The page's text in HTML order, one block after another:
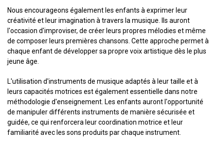
Nous encourageons également les enfants à exprimer leur
créativité et leur imagination à travers la musique. Ils auront
l'occasion d'improviser, de créer leurs propres mélodies et même
de composer leurs premières chansons. Cette approche permet à
chaque enfant de développer sa propre voix artistique dès le plus
jeune âge.
L'utilisation d'instruments de musique adaptés à leur taille et à
leurs capacités motrices est également essentielle dans notre
méthodologie d'enseignement. Les enfants auront l'opportunité
de manipuler différents instruments de manière sécurisée et
guidée, ce qui renforcera leur coordination motrice et leur
familiarité avec les sons produits par chaque instrument.